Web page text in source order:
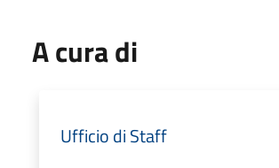
A cura di
Ufficio di Staff